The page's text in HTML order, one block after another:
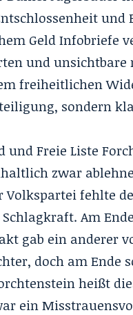
und
Geld Infobriefe
und
freiheitlichen
sondern
und Freie Liste
zwar
Volkspartei fehlte
Am
gab ein anderer
doch am
heißt
ein